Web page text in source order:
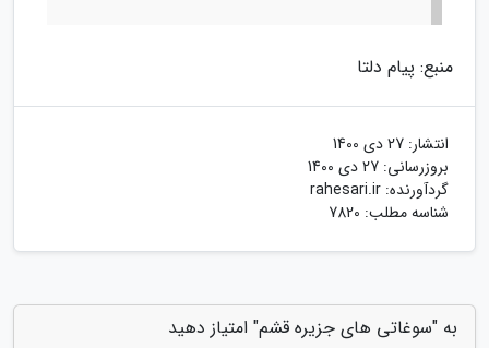
منبع: پیام دلتا
انتشار: 27 دی 1400
بروزرسانی: 27 دی 1400
گردآورنده: rahesari.ir
شناسه مطلب: 7820
به "سوغاتی های جزیره قشم" امتیاز دهید